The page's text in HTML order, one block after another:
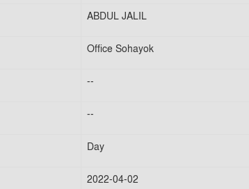
ABDUL JALIL
Office Sohayok
--
--
Day
2022-04-02